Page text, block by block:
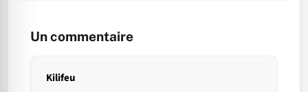
Un commentaire
Kilifeu